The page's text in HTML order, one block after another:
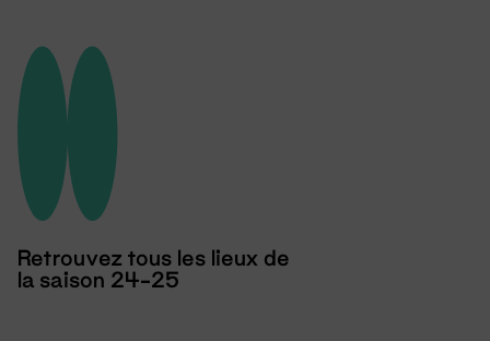
Retrouvez tous les lieux de
la saison 24-25